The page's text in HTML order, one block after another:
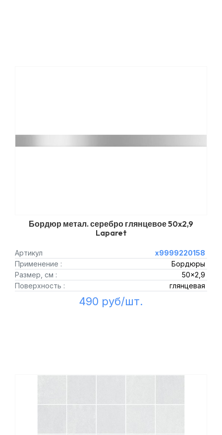
Бордюр метал. серебро глянцевое 50x2,9
Laparet
Артикул
х9999220158
Применение :
Бордюры
Размер, см :
50x2,9
Поверхность :
глянцевая
490 руб/шт.